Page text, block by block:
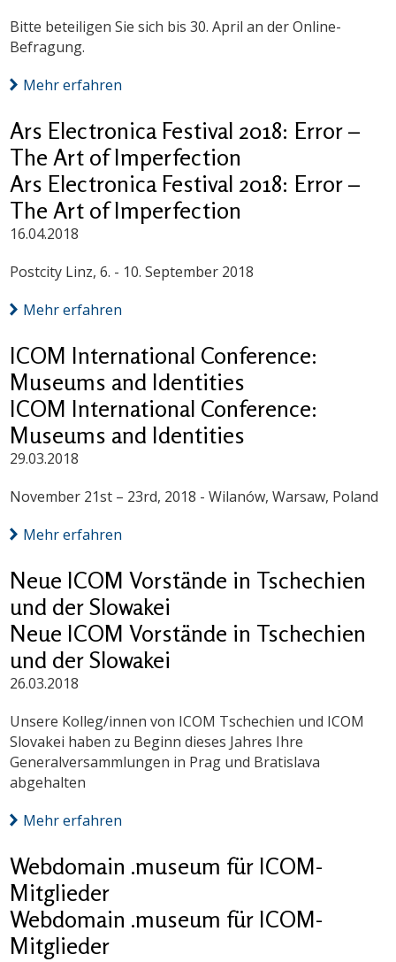
Bitte beteiligen Sie sich bis 30. April an der Online-
Befragung.
Mehr erfahren
Ars Electronica Festival 2018: Error –
The Art of Imperfection
Ars Electronica Festival 2018: Error –
The Art of Imperfection
16.04.2018
Postcity Linz, 6. - 10. September 2018
Mehr erfahren
ICOM International Conference:
Museums and Identities
ICOM International Conference:
Museums and Identities
29.03.2018
November 21st – 23rd, 2018 - Wilanów, Warsaw, Poland
Mehr erfahren
Neue ICOM Vorstände in Tschechien
und der Slowakei
Neue ICOM Vorstände in Tschechien
und der Slowakei
26.03.2018
Unsere Kolleg/innen von ICOM Tschechien und ICOM
Slovakei haben zu Beginn dieses Jahres Ihre
Generalversammlungen in Prag und Bratislava
abgehalten
Mehr erfahren
Webdomain .museum für ICOM-
Mitglieder
Webdomain .museum für ICOM-
Mitglieder